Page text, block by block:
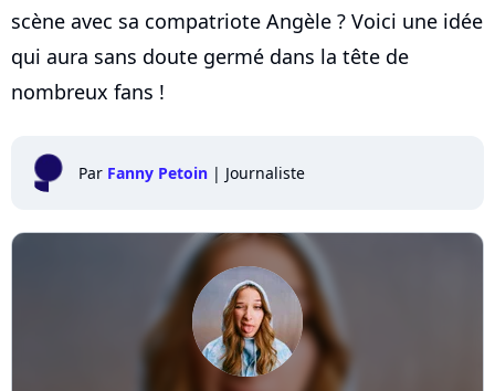
scène avec sa compatriote Angèle ? Voici une idée
qui aura sans doute germé dans la tête de
nombreux fans !
Par Fanny Petoin | Journaliste